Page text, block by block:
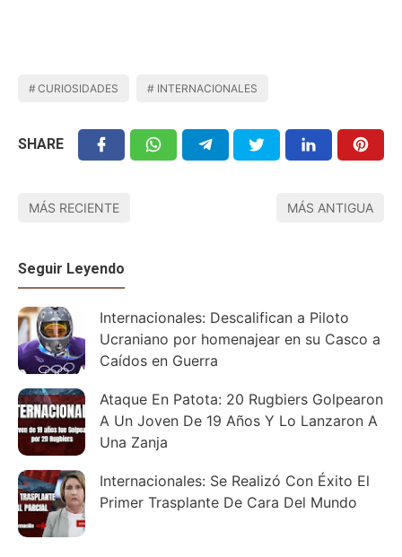
CURIOSIDADES INTERNACIONALES
SHARE
MÁS RECIENTE MÁS ANTIGUA
Seguir Leyendo
Internacionales: Descalifican a Piloto
Ucraniano por homenajear en su Casco a
Caídos en Guerra
Ataque En Patota: 20 Rugbiers Golpearon
A Un Joven De 19 Años Y Lo Lanzaron A
Una Zanja
Internacionales: Se Realizó Con Éxito El
Primer Trasplante De Cara Del Mundo